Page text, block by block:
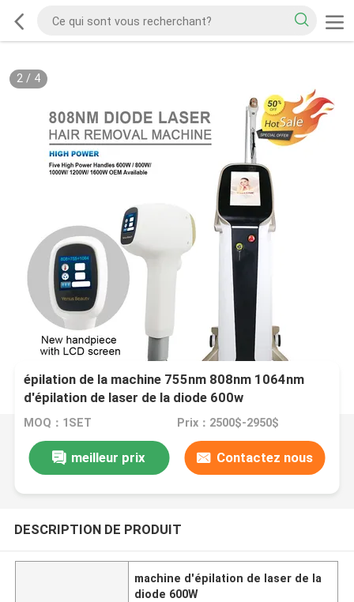
2/ 4
épilation de la machine 755nm 808nm 1064nm
d'épilation de laser de la diode 600w
MOQ：1SET Prix：2500$-2950$
meilleur prix Contactez nous
DESCRIPTION DE PRODUIT
machine d'épilation de laser de la
diode 600W